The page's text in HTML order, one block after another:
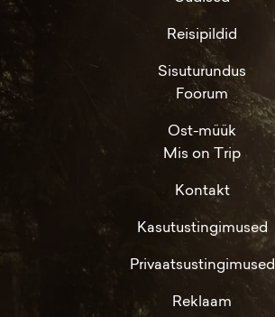
Reisipildid
Sisuturundus
Foorum
Ost-müük
Mis on Trip
Kontakt
Kasutustingimused
Privaatsustingimused
Reklaam